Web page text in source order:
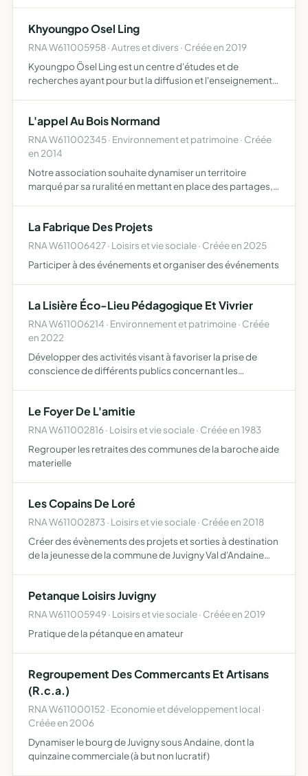
Khyoungpo Osel Ling
RNA W611005958 · Autres et divers · Créée en 2019
Kyoungpo Ösel Ling est un centre d'études et de
recherches ayant pour but la diffusion et l'enseignement
pratiqu…
L'appel Au Bois Normand
RNA W611002345 · Environnement et patrimoine · Créée
en 2014
Notre association souhaite dynamiser un territoire
marqué par sa ruralité en mettant en place des partages,
vivant…
La Fabrique Des Projets
RNA W611006427 · Loisirs et vie sociale · Créée en 2025
Participer à des événements et organiser des événements
La Lisière Éco-Lieu Pédagogique Et Vivrier
RNA W611006214 · Environnement et patrimoine · Créée
en 2022
Développer des activités visant à favoriser la prise de
conscience de différents publics concernant les
de l…
Le Foyer De L'amitie
RNA W611002816 · Loisirs et vie sociale · Créée en 1983
Regrouper les retraites des communes de la baroche aide
materielle
Les Copains De Loré
RNA W611002873 · Loisirs et vie sociale · Créée en 2018
Créer des évènements des projets et sorties à destination
de la jeunesse de la commune de Juvigny Val d'Andaine
Petanque Loisirs Juvigny
RNA W611005949 · Loisirs et vie sociale · Créée en 2019
Pratique de la pétanque en amateur
Regroupement Des Commercants Et Artisans
(R.c.a.)
RNA W611000152 · Economie et développement local ·
Créée en 2006
Dynamiser le bourg de Juvigny sous Andaine, dont la
quinzaine commerciale (à but non lucratif)